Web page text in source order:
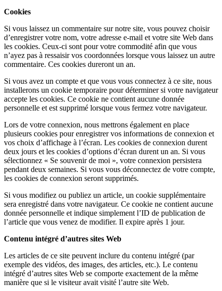
Cookies
Si vous laissez un commentaire sur notre site, vous pouvez choisir
d’enregistrer votre nom, votre adresse e-mail et votre site Web dans
les cookies. Ceux-ci sont pour votre commodité afin que vous
n’ayez pas à ressaisir vos coordonnées lorsque vous laissez un autre
commentaire. Ces cookies dureront un an.
Si vous avez un compte et que vous vous connectez à ce site, nous
installerons un cookie temporaire pour déterminer si votre navigateur
accepte les cookies. Ce cookie ne contient aucune donnée
personnelle et est supprimé lorsque vous fermez votre navigateur.
Lors de votre connexion, nous mettrons également en place
plusieurs cookies pour enregistrer vos informations de connexion et
vos choix d’affichage à l’écran. Les cookies de connexion durent
deux jours et les cookies d’options d’écran durent un an. Si vous
sélectionnez « Se souvenir de moi », votre connexion persistera
pendant deux semaines. Si vous vous déconnectez de votre compte,
les cookies de connexion seront supprimés.
Si vous modifiez ou publiez un article, un cookie supplémentaire
sera enregistré dans votre navigateur. Ce cookie ne contient aucune
donnée personnelle et indique simplement l’ID de publication de
l’article que vous venez de modifier. Il expire après 1 jour.
Contenu intégré d’autres sites Web
Les articles de ce site peuvent inclure du contenu intégré (par
exemple des vidéos, des images, des articles, etc.). Le contenu
intégré d’autres sites Web se comporte exactement de la même
manière que si le visiteur avait visité l’autre site Web.